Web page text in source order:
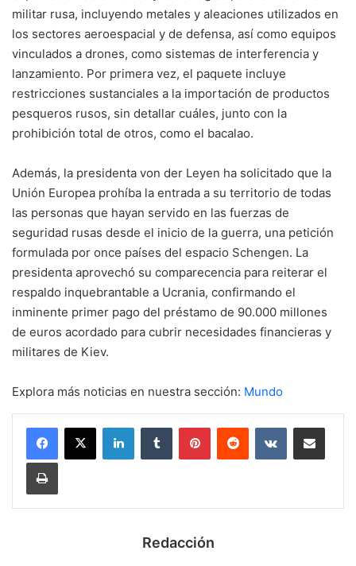
militar rusa, incluyendo metales y aleaciones utilizados en
los sectores aeroespacial y de defensa, así como equipos
vinculados a drones, como sistemas de interferencia y
lanzamiento. Por primera vez, el paquete incluye
restricciones sustanciales a la importación de productos
pesqueros rusos, sin detallar cuáles, junto con la
prohibición total de otros, como el bacalao.
Además, la presidenta von der Leyen ha solicitado que la
Unión Europea prohíba la entrada a su territorio de todas
las personas que hayan servido en las fuerzas de
seguridad rusas desde el inicio de la guerra, una petición
formulada por once países del espacio Schengen. La
presidenta aprovechó su comparecencia para reiterar el
respaldo inquebrantable a Ucrania, confirmando el
inminente primer pago del préstamo de 90.000 millones
de euros acordado para cubrir necesidades financieras y
militares de Kiev.
Explora más noticias en nuestra sección: Mundo
LinkedInTumblr PinterestReddit VKontakteCompartir por mail
Imprimir
Redacción